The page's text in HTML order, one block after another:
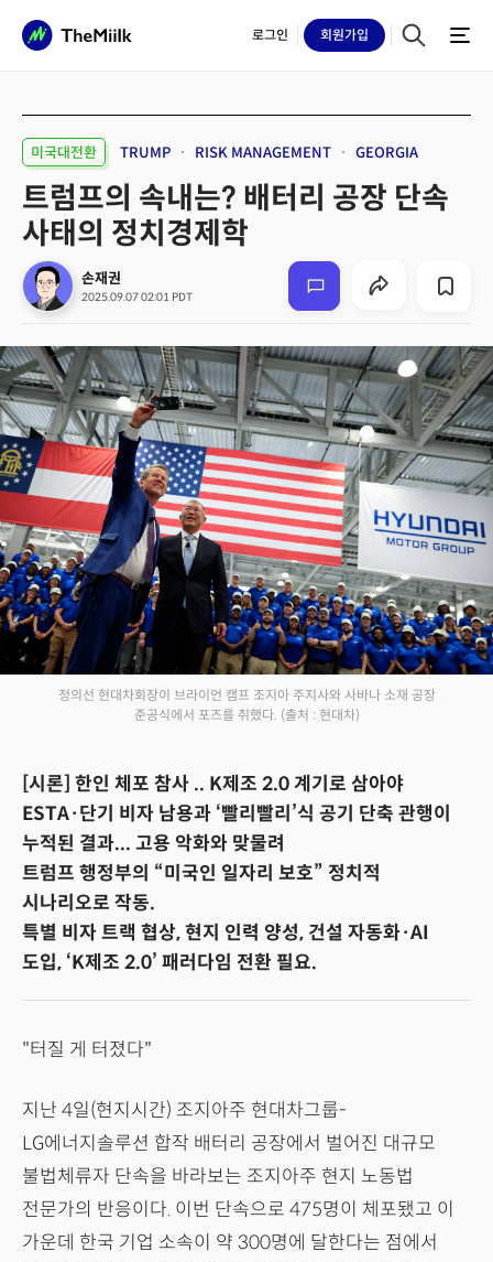
로그인 회원가입
미국대전환 TRUMP RISK MANAGEMENT GEORGIA
트럼프의 속내는? 배터리 공장 단속
사태의 정치경제학
손재권
2025.09.07 02:01 PDT
정의선 현대차회장이 브라이언 캠프 조지아 주지사와 사바나 소재 공장
준공식에서 포즈를 취했다. (출처 : 현대차)
[시론] 한인 체포 참사 .. K제조 2.0 계기로 삼아야
ESTA·단기 비자 남용과 ‘빨리빨리’식 공기 단축 관행이
누적된 결과... 고용 악화와 맞물려
트럼프 행정부의 “미국인 일자리 보호” 정치적
시나리오로 작동.
특별 비자 트랙 협상, 현지 인력 양성, 건설 자동화·AI
도입, ‘K제조 2.0’ 패러다임 전환 필요.
"터질 게 터졌다"
지난 4일(현지시간) 조지아주 현대차그룹-
LG에너지솔루션 합작 배터리 공장에서 벌어진 대규모
불법체류자 단속을 바라보는 조지아주 현지 노동법
전문가의 반응이다. 이번 단속으로 475명이 체포됐고 이
가운데 한국 기업 소속이 약 300명에 달한다는 점에서